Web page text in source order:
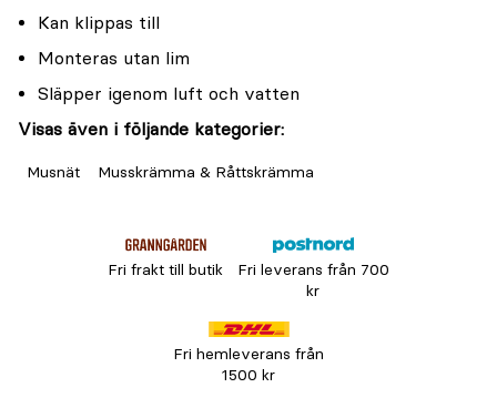
Kan klippas till
Monteras utan lim
Släpper igenom luft och vatten
Visas även i följande kategorier:
Musnät Musskrämma & Råttskrämma
Fri frakt till butik
Fri leverans från 700
kr
Fri hemleverans från
1500 kr